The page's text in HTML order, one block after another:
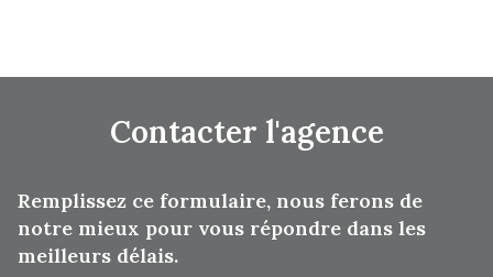
Contacter l'agence
Remplissez ce formulaire, nous ferons de
notre mieux pour vous répondre dans les
meilleurs délais.